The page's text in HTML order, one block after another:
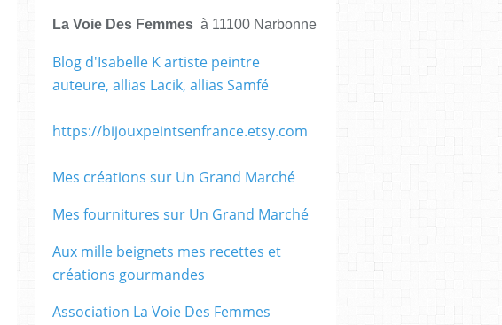
La Voie Des Femmes à 11100 Narbonne
Blog d'Isabelle K artiste peintre
auteure, allias Lacik, allias Samfé
https://bijouxpeintsenfrance.etsy.com
Mes créations sur Un Grand Marché
Mes fournitures sur Un Grand Marché
Aux mille beignets mes recettes et
créations gourmandes
Association La Voie Des Femmes